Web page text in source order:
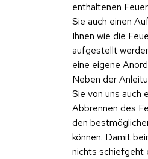
enthaltenen
Sie auch einen
Ihnen wie die
aufgestellt
eine eigene
Neben der
Sie von uns auch
Abbrennen des
den
können. Damit
nichts schiefgeht